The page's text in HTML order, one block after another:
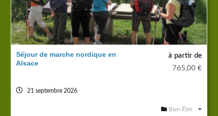
Séjour de marche nordique en
Alsace
à partir de
765,00 €
21 septembre 2026
Bien Être